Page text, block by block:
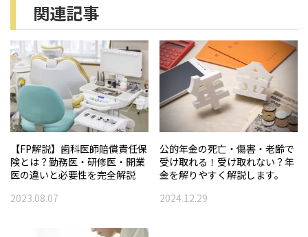
関連記事
【FP解説】歯科医師賠償責任保
険とは？勤務医・研修医・開業
医の違いと必要性を完全解説
2023.08.07
公的年金の死亡・傷害・老齢で
受け取れる！受け取れない？年
金を解りやすく解説します。
2024.12.29